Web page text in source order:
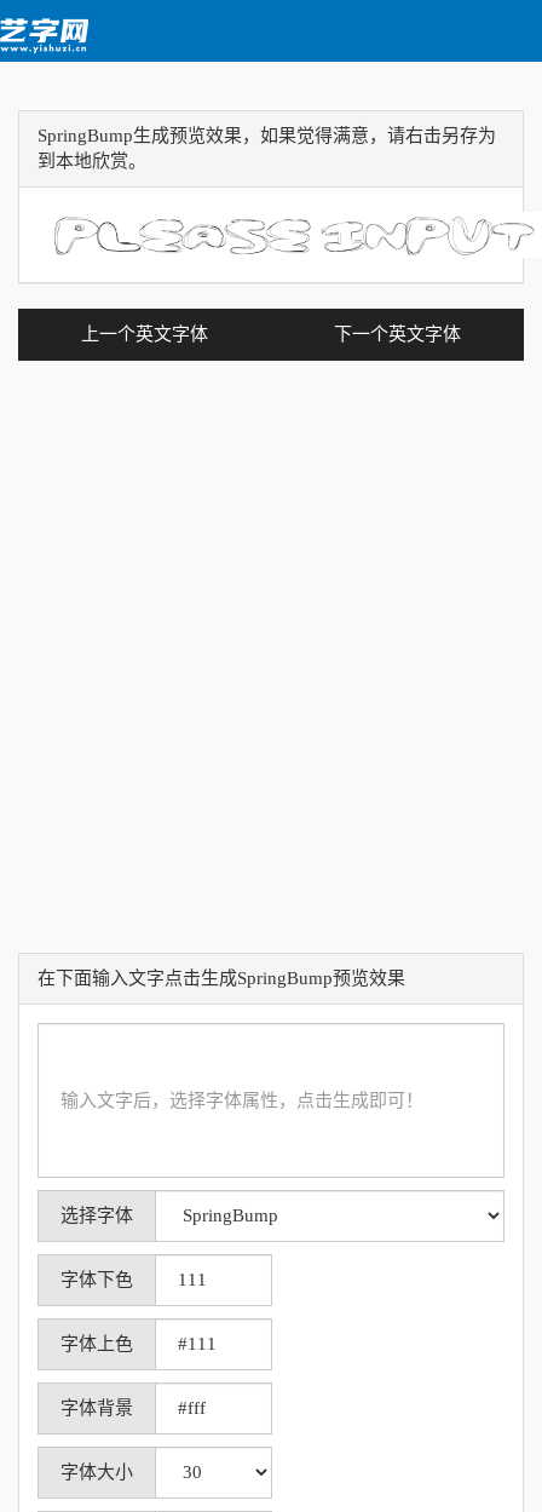
SpringBump生成预览效果，如果觉得满意，请右击另存为
到本地欣赏。
上一个英文字体 下一个英文字体
在下面输入文字点击生成SpringBump预览效果
选择字体
字体下色
字体上色
字体背景
字体大小